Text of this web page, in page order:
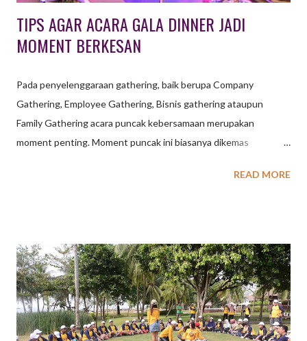
TIPS AGAR ACARA GALA DINNER JADI
MOMENT BERKESAN
Pada penyelenggaraan gathering, baik berupa Company
Gathering, Employee Gathering, Bisnis gathering ataupun
Family Gathering acara puncak kebersamaan merupakan
moment penting. Moment puncak ini biasanya dikemas
agenda Gala Dinner. Gala Dinner menjadi kegiatan penting yang
kegiatan makan malam sekaligus membawakan suatu acara
menjadi pilihan terbaik bagi suatu konferensi maupun kelompok
dengan tujuan masing – masing. Biasanya gala dinner diadakan
untuk merayakan suatu acara maupun sekaligus gathering suatu
perusahan dan semacamnya. Gala dinner identik dengan
READ MORE